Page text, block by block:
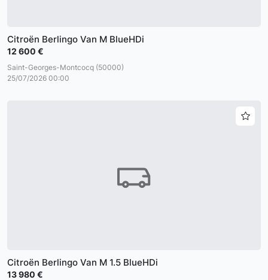
Citroën Berlingo Van M BlueHDi
12 600 €
Saint-Georges-Montcocq (50000)
25/07/2026 00:00
Citroën Berlingo Van M 1.5 BlueHDi
13 980 €